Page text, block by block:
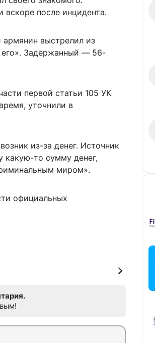
после инцидента.
армянин выстрелил из
его». Задержанный — 56-
первой статьи 105 УК
уточнили в
из-за денег. Источник
какую-то сумму денег,
миром».
официальных